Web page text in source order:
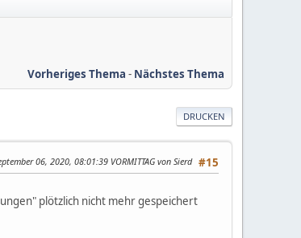
Vorheriges Thema - Nächstes Thema
DRUCKEN
#15
06, 2020, 08:01:39 VORMITTAG von Sierd
plötzlich nicht mehr gespeichert